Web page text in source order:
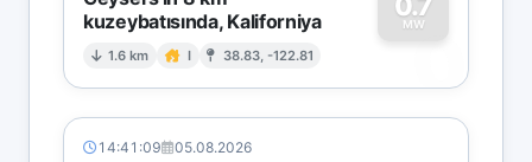
kuzeybatısında, Kaliforniya
1.6 km I 38.83, -122.81
MW
0
14:41:09 05.08.2026